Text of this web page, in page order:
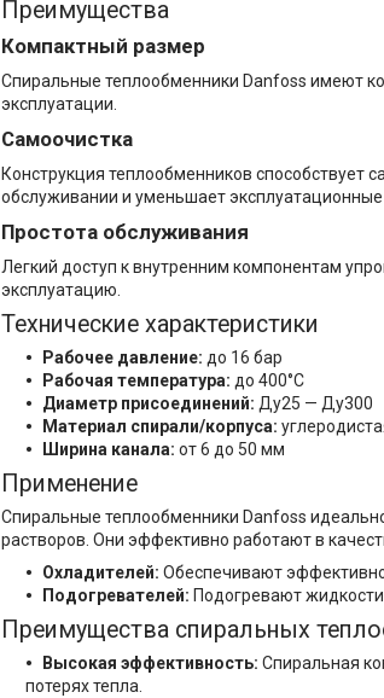
Преимущества
Компактный размер
Спиральные теплообменники Danfoss имеют
эксплуатации.
Самоочистка
Конструкция теплообменников способствует
обслуживании и уменьшает эксплуатационные
Простота обслуживания
Легкий доступ к внутренним компонентам
эксплуатацию.
Технические характеристики
Рабочее давление: до 16 бар
Рабочая температура: до 400°C
Диаметр присоединений: Ду25 — Ду300
Материал спирали/корпуса:
Ширина канала: от 6 до 50 мм
Применение
Спиральные теплообменники Danfoss
растворов. Они эффективно работают в
Охладителей: Обеспечивают
Подогревателей: Подогревают
Преимущества спиральных
Высокая эффективность: Спиральная
потерях тепла.